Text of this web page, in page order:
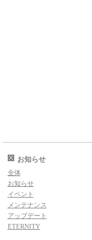
お知らせ
全体
お知らせ
イベント
メンテナンス
アップデート
ETERNITY